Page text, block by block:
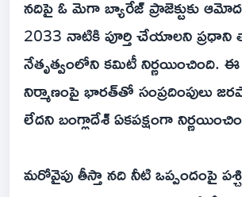
నదిపై ఓ మెగా బ్యారేజ్ ప్రాజెక్టుకు
2033 నాటికి పూర్తి చేయాలని
నేతృత్వంలోని కమిటీ నిర్ణయించింది.
నిర్మాణంపై భారత్‌తో సంప్రదింపులు
లేదని బంగ్లాదేశ్ ఏకపక్షంగా
మరోవైపు తీస్తా నది నీటి ఒప్పందంపై